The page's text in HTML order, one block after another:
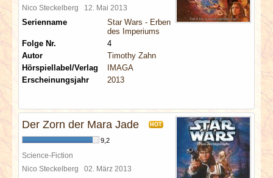
Nico Steckelberg 12. Mai 2013
Serienname
Star Wars - Erben
des Imperiums
Folge Nr.
4
Autor
Timothy Zahn
Hörspiellabel/Verlag
IMAGA
Erscheinungsjahr
2013
Der Zorn der Mara Jade HOT
9,2
Science-Fiction
Nico Steckelberg 02. März 2013